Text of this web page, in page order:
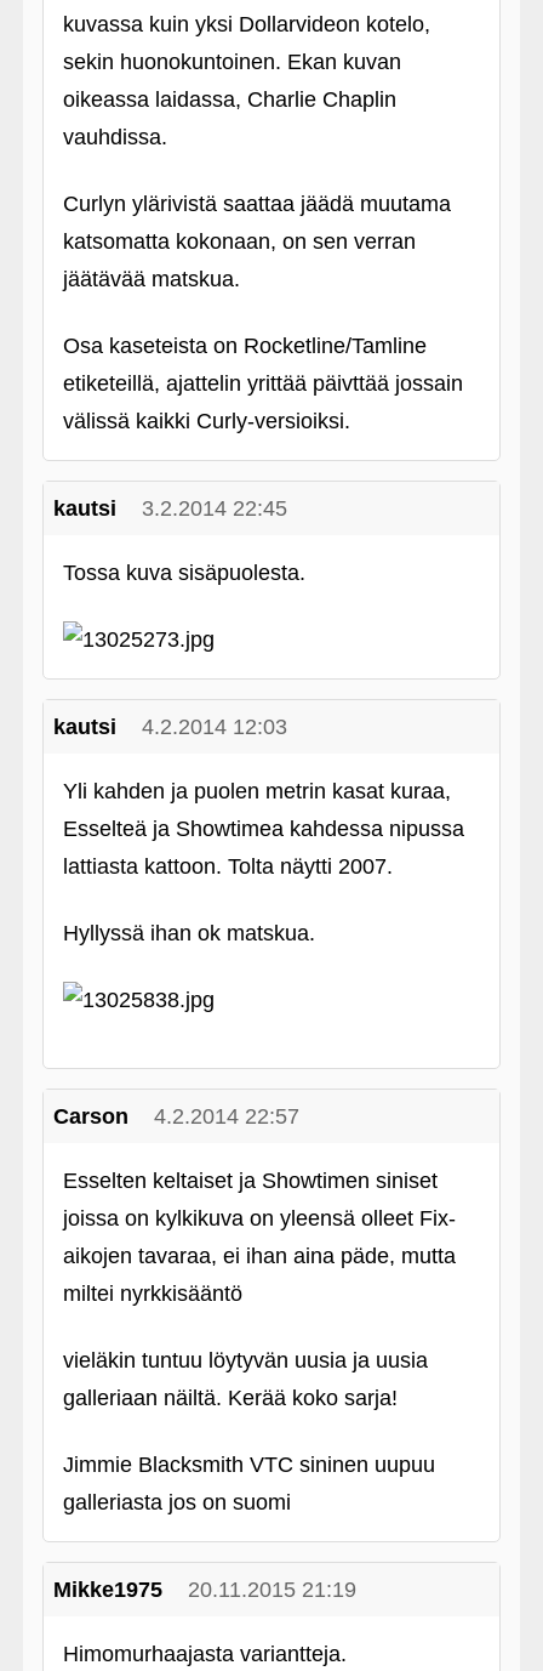
kuvassa kuin yksi Dollarvideon kotelo,
sekin huonokuntoinen. Ekan kuvan
oikeassa laidassa, Charlie Chaplin
vauhdissa.
Curlyn ylärivistä saattaa jäädä muutama
katsomatta kokonaan, on sen verran
jäätävää matskua.
Osa kaseteista on Rocketline/Tamline
etiketeillä, ajattelin yrittää päivttää jossain
välissä kaikki Curly-versioiksi.
kautsi 3.2.2014 22:45
Tossa kuva sisäpuolesta.
kautsi 4.2.2014 12:03
Yli kahden ja puolen metrin kasat kuraa,
Esselteä ja Showtimea kahdessa nipussa
lattiasta kattoon. Tolta näytti 2007.
Hyllyssä ihan ok matskua.
Carson 4.2.2014 22:57
Esselten keltaiset ja Showtimen siniset
joissa on kylkikuva on yleensä olleet Fix-
aikojen tavaraa, ei ihan aina päde, mutta
miltei nyrkkisääntö
vieläkin tuntuu löytyvän uusia ja uusia
galleriaan näiltä. Kerää koko sarja!
Jimmie Blacksmith VTC sininen uupuu
galleriasta jos on suomi
Mikke1975 20.11.2015 21:19
Himomurhaajasta variantteja.